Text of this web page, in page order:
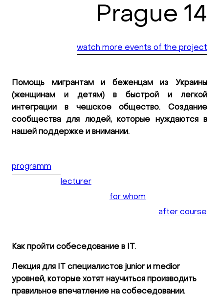
Prague 14
watch more events of the project
Помощь мигрантам и беженцам из Украины
(женщинам и детям) в быстрой и легкой
интеграции в чешское общество. Создание
сообщества для людей, которые нуждаются в
нашей поддержке и внимании.
programm
lecturer
for whom
after course
Как пройти собеседование в IT.
Лекция для IT специалистов junior и medior
уровней, которые хотят научиться производить
правильное впечатление на собеседовании.